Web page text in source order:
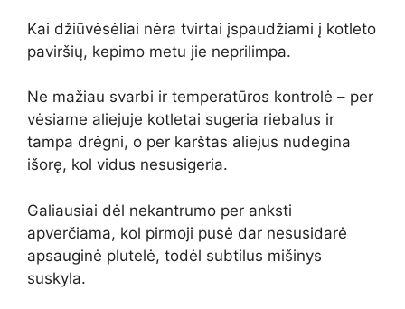
Kai džiūvėsėliai nėra tvirtai įspaudžiami į kotleto
paviršių, kepimo metu jie neprilimpa.
Ne mažiau svarbi ir temperatūros kontrolė – per
vėsiame aliejuje kotletai sugeria riebalus ir
tampa drėgni, o per karštas aliejus nudegina
išorę, kol vidus nesusigeria.
Galiausiai dėl nekantrumo per anksti
apverčiama, kol pirmoji pusė dar nesusidarė
apsauginė plutelė, todėl subtilus mišinys
suskyla.